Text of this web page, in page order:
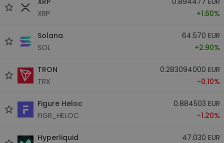
XRP
+1.60%
Solana
SOL
64.570 EUR
+2.90%
TRON
TRX
0.283094000 EUR
-0.10%
Figure Heloc
FIGR_HELOC
0.884503 EUR
-1.20%
Hyperliquid
47.030 EUR